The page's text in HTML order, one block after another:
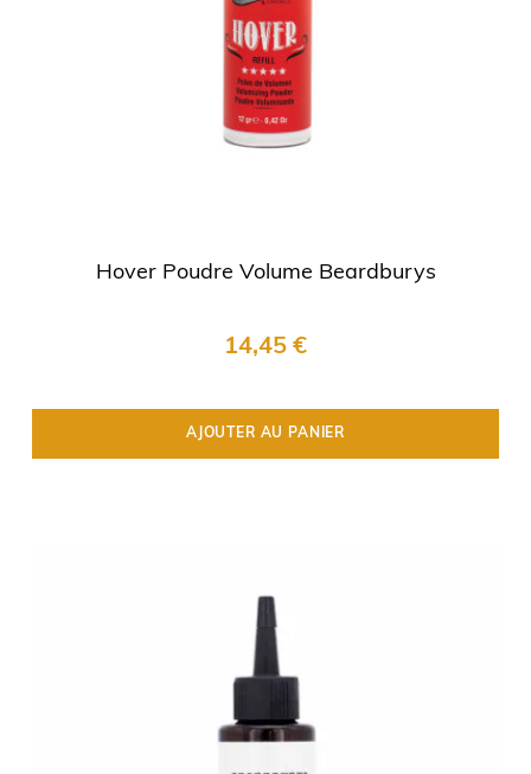
Hover Poudre Volume Beardburys
14,45 €
AJOUTER AU PANIER